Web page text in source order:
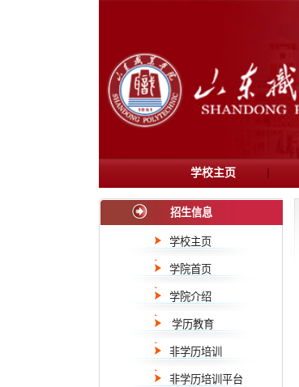
学校主页
招生信息
学校主页
学院首页
学院介绍
学历教育
非学历培训
非学历培训平台